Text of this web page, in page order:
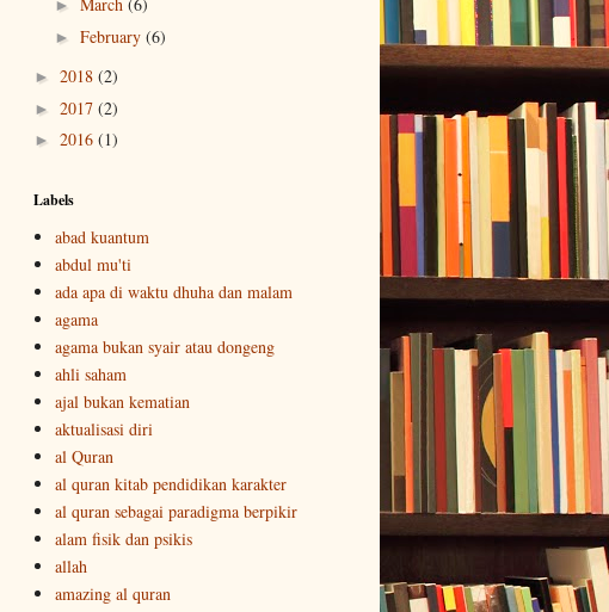
►
► February (6)
► 2018 (2)
► 2017 (2)
► 2016 (1)
Labels
abad kuantum
abdul mu'ti
ada apa di waktu dhuha dan malam
agama
agama bukan syair atau dongeng
ahli saham
ajal bukan kematian
aktualisasi diri
al Quran
al quran kitab pendidikan karakter
al quran sebagai paradigma berpikir
alam fisik dan psikis
allah
amazing al quran